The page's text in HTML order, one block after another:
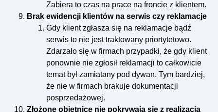
Zabiera to czas na prace na froncie z klientem.
Brak ewidencji klientów na serwis czy reklamacje
Gdy klient zgłasza się na reklamacje bądź
serwis to nie jest traktowany priortytetowo.
Zdarzało się w firmach przypadki, że gdy klient
ponownie nie zgłosił reklamacji to całkowicie
temat był zamiatany pod dywan. Tym bardziej,
że nie w firmach brakuje dokumentacji
posprzedażowej.
Złożone obietnice nie pokrywają się z realizacją